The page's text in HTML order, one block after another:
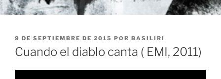
PUBLICADO
EL
9 DE SEPTIEMBRE DE 2015 POR BASILIRI
Cuando el diablo canta ( EMI, 2011)